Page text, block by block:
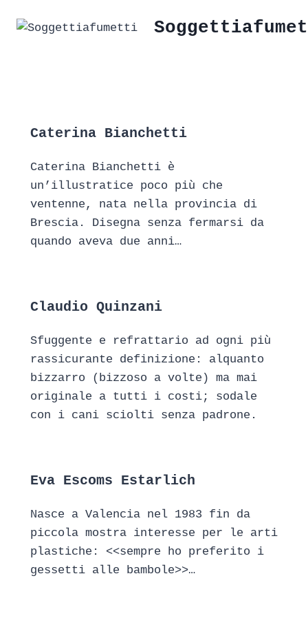
Caterina Bianchetti
Caterina Bianchetti è
un’illustratice poco più che
ventenne, nata nella provincia di
Brescia. Disegna senza fermarsi da
quando aveva due anni…
Claudio Quinzani
Sfuggente e refrattario ad ogni più
rassicurante definizione: alquanto
bizzarro (bizzoso a volte) ma mai
originale a tutti i costi; sodale
con i cani sciolti senza padrone.
Eva Escoms Estarlich
Nasce a Valencia nel 1983 fin da
piccola mostra interesse per le arti
plastiche: <<sempre ho preferito i
gessetti alle bambole>>…